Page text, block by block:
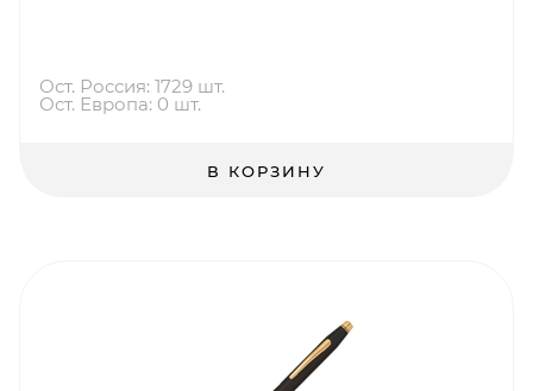
Ост. Россия: 1729 шт.
Ост. Европа: 0 шт.
В КОРЗИНУ